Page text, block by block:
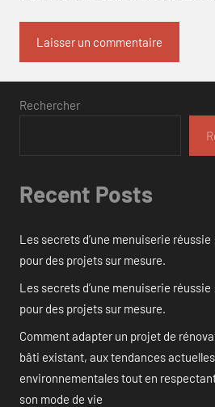
Rechercher
Recent Posts
Les secrets d’une menuiserie
pour des projets sur mesure.
Les secrets d’une menuiserie
pour des projets sur mesure.
Comment adapter un projet de
bâti existant, aux tendances
environnementales tout en
son mode de vie